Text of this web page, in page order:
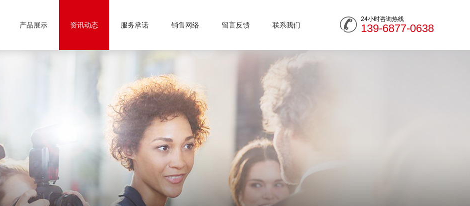
产品展示 资讯动态 服务承诺 销售网络 留言反馈 联系我们
24小时咨询热线
139-6877-0638